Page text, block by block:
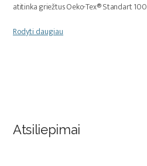
atitinka griežtus Oeko-Tex® Standart 100
Rodyti daugiau
Atsiliepimai